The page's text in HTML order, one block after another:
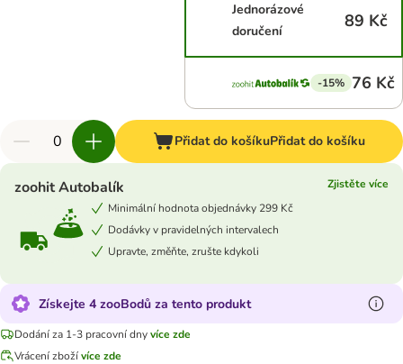
Jednorázové
doručení
89 Kč
-15% 76 Kč
Přidat do košíkuPřidat do košíku
zoohit Autobalík
Zjistěte více
Minimální hodnota objednávky 299 Kč
Dodávky v pravidelných intervalech
Upravte, změňte, zrušte kdykoli
Získejte 4 zooBodů za tento produkt
Dodání za 1-3 pracovní dnyvíce zde
Vrácení zbožívíce zde